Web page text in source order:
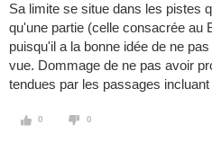
Sa limite se situe dans les pistes
qu'une partie (celle consacrée au
puisqu'il a la bonne idée de ne
vue. Dommage de ne pas avoir
tendues par les passages
0 0